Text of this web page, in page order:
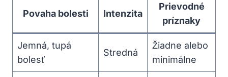
Povaha bolesti Intenzita
Prievodné
príznaky
Jemná, tupá
bolesť
Stredná
Žiadne alebo
minimálne